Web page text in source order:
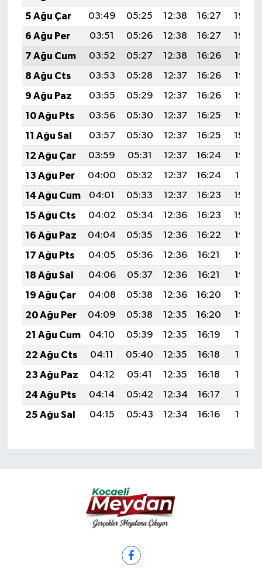
5 Ağu Çar
03:49 05:25 12:38 16:27
19:40
6 Ağu Per
03:51 05:26 12:38 16:27
19:39
7 Ağu Cum
03:52 05:27 12:38 16:26
19:38
8 Ağu Cts
03:53 05:28 12:37 16:26
19:37
9 Ağu Paz
03:55 05:29 12:37 16:26
19:36
10 Ağu Pts
03:56 05:30 12:37 16:25
19:35
11 Ağu Sal
03:57 05:30 12:37 16:25
19:34
12 Ağu Çar
03:59 05:31 12:37 16:24
19:32
13 Ağu Per
04:00 05:32 12:37 16:24
19:31
14 Ağu Cum
04:01 05:33 12:37 16:23
19:30
15 Ağu Cts
04:02 05:34 12:36 16:23
19:29
16 Ağu Paz
04:04 05:35 12:36 16:22
19:27
17 Ağu Pts
04:05 05:36 12:36 16:21
19:26
18 Ağu Sal
04:06 05:37 12:36 16:21
19:25
19 Ağu Çar
04:08 05:38 12:36 16:20
19:23
20 Ağu Per
04:09 05:38 12:35 16:20
19:22
21 Ağu Cum
04:10 05:39 12:35 16:19
19:21
22 Ağu Cts
04:11 05:40 12:35 16:18
19:19
23 Ağu Paz
04:12 05:41 12:35 16:18
19:18
24 Ağu Pts
04:14 05:42 12:34 16:17
19:17
25 Ağu Sal
04:15 05:43 12:34 16:16 19:15